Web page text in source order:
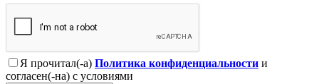
Я прочитал(-а) Политика конфиденциальности и
согласен(-на) с условиями